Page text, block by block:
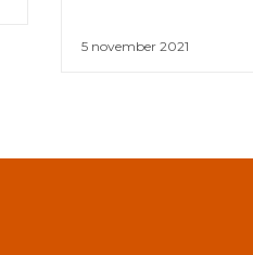
5 november 2021